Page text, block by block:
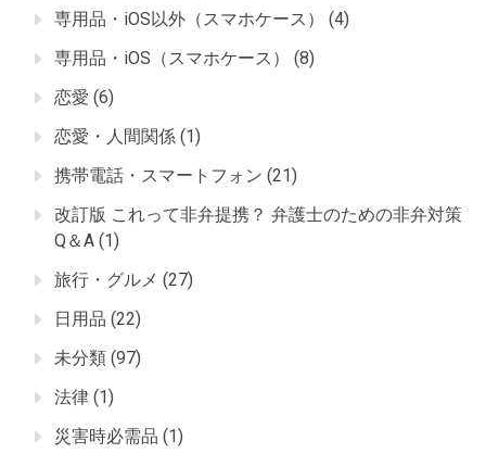
専用品・iOS以外（スマホケース）
(4)
専用品・iOS（スマホケース）
(8)
恋愛 (6)
恋愛・人間関係 (1)
携帯電話・スマートフォン (21)
改訂版 これって非弁提携？ 弁護士のための非弁対策
Q＆A (1)
旅行・グルメ (27)
日用品 (22)
未分類 (97)
法律 (1)
災害時必需品 (1)